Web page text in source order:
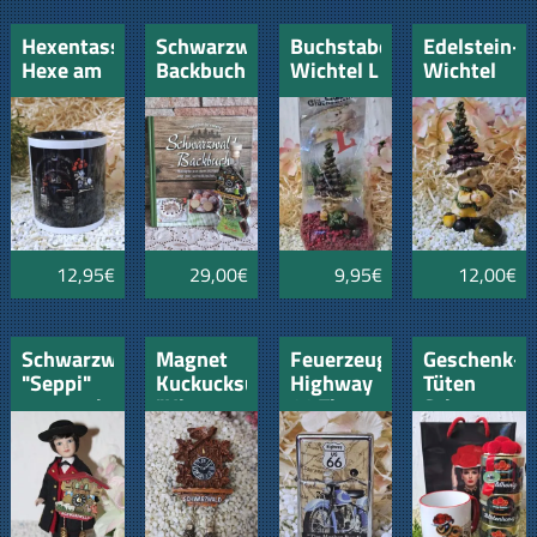
Hexentasse
Hexe am
Backofen
12,95€
Schwarzwälder
Backbuch
mit
Kirschlikör
Bäumle
Magnet
Schwarzwaldmotiv
29,00€
Buchstaben
Wichtel L
"Seppl"
9,95€
Edelstein-
Wichtel
"Tigerauge"
Zwilling
12,00€
Schwarzwaldbub
"Seppi"
17cm mit
Kuckucksuhr
Magnet
Kuckucksuhr
"Hinterzarten"
Feuerzeug
Highway
66 The
Mother
Road
Geschenk-
Tüten
Biene 3
mit drei
Sorten
Honig